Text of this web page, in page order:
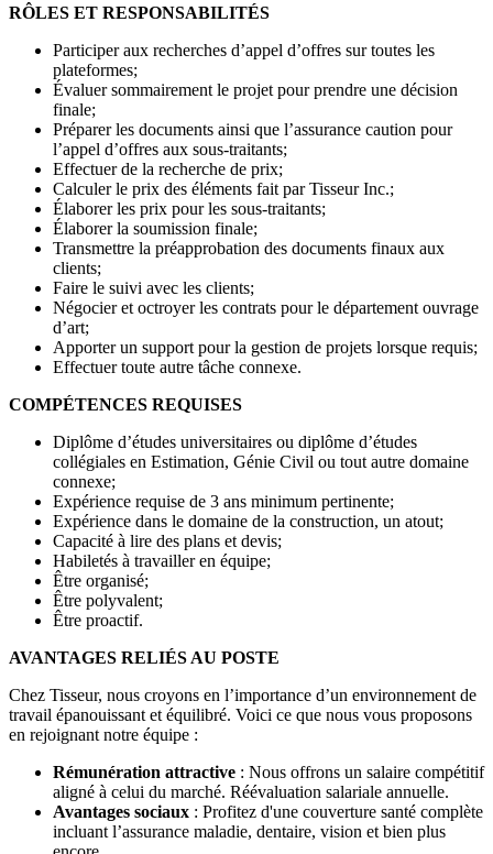
RÔLES ET RESPONSABILITÉS
Participer aux recherches d’appel d’offres sur toutes les
plateformes;
Évaluer sommairement le projet pour prendre une décision
finale;
Préparer les documents ainsi que l’assurance caution pour
l’appel d’offres aux sous-traitants;
Effectuer de la recherche de prix;
Calculer le prix des éléments fait par Tisseur Inc.;
Élaborer les prix pour les sous-traitants;
Élaborer la soumission finale;
Transmettre la préapprobation des documents finaux aux
clients;
Faire le suivi avec les clients;
Négocier et octroyer les contrats pour le département ouvrage
d’art;
Apporter un support pour la gestion de projets lorsque requis;
Effectuer toute autre tâche connexe.
COMPÉTENCES REQUISES
Diplôme d’études universitaires ou diplôme d’études
collégiales en Estimation, Génie Civil ou tout autre domaine
connexe;
Expérience requise de 3 ans minimum pertinente;
Expérience dans le domaine de la construction, un atout;
Capacité à lire des plans et devis;
Habiletés à travailler en équipe;
Être organisé;
Être polyvalent;
Être proactif.
AVANTAGES RELIÉS AU POSTE
Chez Tisseur, nous croyons en l’importance d’un environnement de
travail épanouissant et équilibré. Voici ce que nous vous proposons
en rejoignant notre équipe :
Rémunération attractive : Nous offrons un salaire compétitif
aligné à celui du marché. Réévaluation salariale annuelle.
Avantages sociaux : Profitez d'une couverture santé complète
incluant l’assurance maladie, dentaire, vision et bien plus